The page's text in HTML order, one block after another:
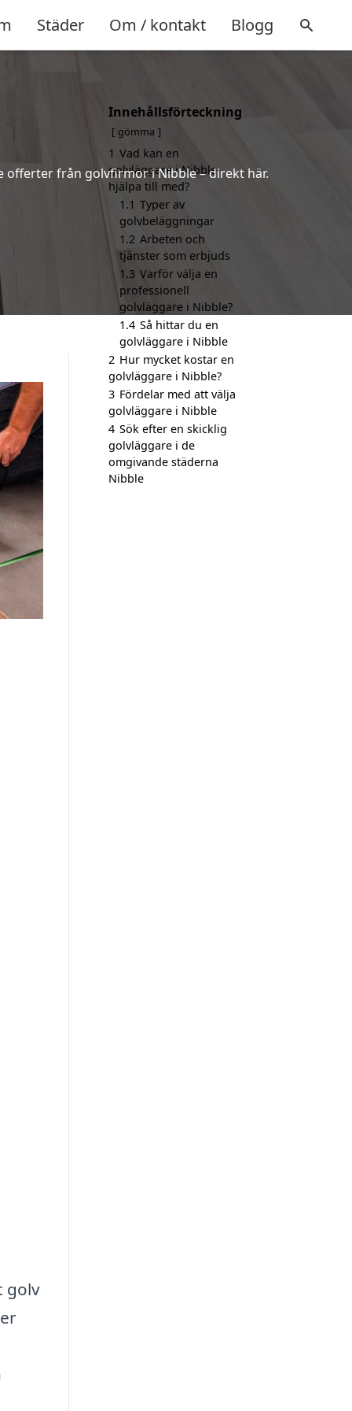
Städer Om / kontakt Blogg
offerter från golvfirmor i Nibble – direkt här.
golv
Innehållsförteckning
gömma
1 Vad kan en
golvläggare i Nibble
hjälpa till med?
1.1 Typer av
golvbeläggningar
1.2 Arbeten och
tjänster som erbjuds
1.3 Varför välja en
professionell
golvläggare i Nibble?
1.4 Så hittar du en
golvläggare i Nibble
2 Hur mycket kostar en
golvläggare i Nibble?
3 Fördelar med att välja
golvläggare i Nibble
4 Sök efter en skicklig
golvläggare i de
omgivande städerna
Nibble